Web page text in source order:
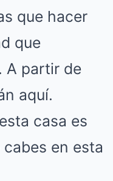
que hacer
que
A partir de
aquí.
casa es
en esta